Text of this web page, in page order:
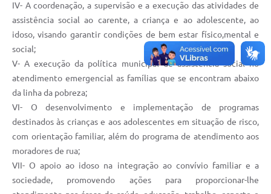
Obras
Projetos
Links
Serviços Online
Telefones Úteis
Transparência
Emprega
IV- A coordenação, a supervisão e a execução das atividades de
assistência social ao carente, a criança e ao adolescente, ao
idoso, visando garantir condições de bem estar físico,mental e
social;
V- A execução da política municipal de assistência social no
atendimento emergencial as famílias que se encontram abaixo
da linha da pobreza;
VI- O desenvolvimento e implementação de programas
destinados às crianças e aos adolescentes em situação de risco,
com orientação familiar, além do programa de atendimento aos
moradores de rua;
VII- O apoio ao idoso na integração ao convívio familiar e a
sociedade, promovendo ações para proporcionar-lhe